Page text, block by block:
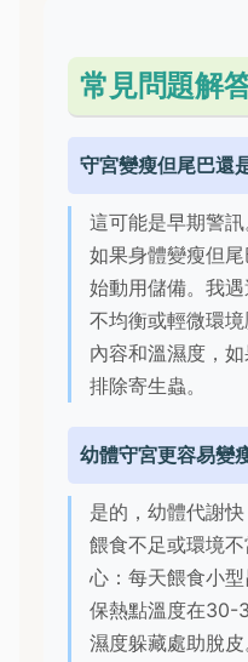
常見問題解
守宮變瘦但尾巴還
這可能是早期警
如果身體變瘦但
始動用儲備。我
不均衡或輕微環
內容和溫濕度，
排除寄生蟲。
幼體守宮更容易變
是的，幼體代謝
餵食不足或環境
心：每天餵食小
保熱點溫度在30-
濕度躲藏處助脫